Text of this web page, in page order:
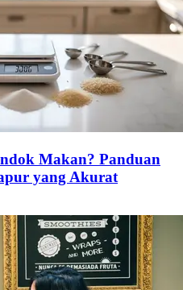
Makan? Panduan
yang Akurat